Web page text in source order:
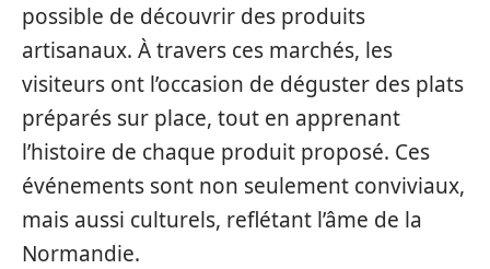
possible de découvrir des produits
artisanaux. À travers ces marchés, les
visiteurs ont l’occasion de déguster des plats
préparés sur place, tout en apprenant
l’histoire de chaque produit proposé. Ces
événements sont non seulement conviviaux,
mais aussi culturels, reflétant l’âme de la
Normandie.